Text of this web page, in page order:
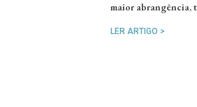
maior abrangência,
LER ARTIGO >